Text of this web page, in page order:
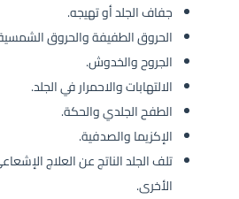
جفاف الجلد أو تهيجه.
الحروق الطفيفة والحروق
الجروح والخدوش.
الالتهابات والاحمرار في الجلد.
الطفح الجلدي والحكة.
الإكزيما والصدفية.
تلف الجلد الناتج عن العلاج
الأخرى.